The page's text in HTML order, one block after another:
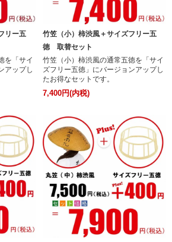
リー五
を「サイ
アップし
竹笠（小）柿渋風＋サイズフリー五
徳 取替セット
竹笠（小）柿渋風の通常五徳を「サイ
ズフリー五徳」にバージョンアップし
たお得なセットです。
7,400円(内税)